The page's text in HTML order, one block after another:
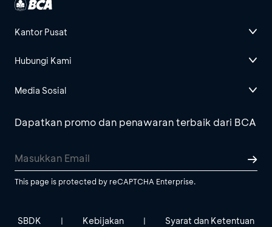
Kantor Pusat
Hubungi Kami
Media Sosial
Dapatkan promo dan penawaran terbaik dari BCA
This page is protected by reCAPTCHA Enterprise.
SBDK | Kebijakan | Syarat dan Ketentuan